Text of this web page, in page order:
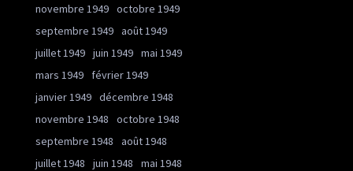
novembre 1949 octobre 1949
septembre 1949 août 1949
juillet 1949 juin 1949 mai 1949
mars 1949
février 1949
janvier 1949 décembre 1948
novembre 1948
octobre 1948
septembre 1948
août 1948
juillet 1948
juin 1948
mai 1948